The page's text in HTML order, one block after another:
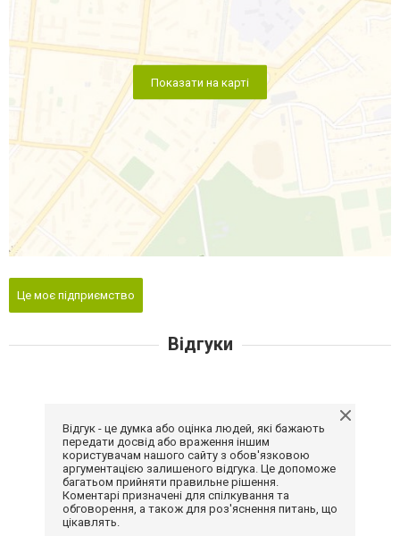
Показати на карті
Це моє підприємство
Відгуки
Відгук - це думка або оцінка людей, які бажають
передати досвід або враження іншим
користувачам нашого сайту з обов'язковою
аргументацією залишеного відгука. Це допоможе
багатьом прийняти правильне рішення.
Коментарі призначені для спілкування та
обговорення, а також для роз'яснення питань, що
цікавлять.